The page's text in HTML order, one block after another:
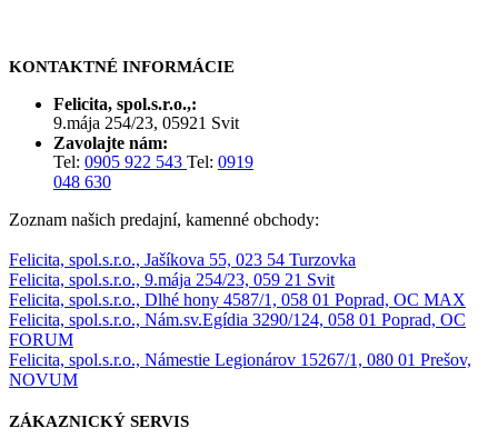
KONTAKTNÉ INFORMÁCIE
Felicita, spol.s.r.o.,:
9.mája 254/23, 05921 Svit
Zavolajte nám:
Tel: 0905 922 543 Tel: 0919
048 630
Zoznam našich predajní, kamenné obchody:
Felicita, spol.s.r.o., Jašíkova 55, 023 54 Turzovka
Felicita, spol.s.r.o., 9.mája 254/23, 059 21 Svit
Felicita, spol.s.r.o., Dlhé hony 4587/1, 058 01 Poprad, OC MAX
Felicita, spol.s.r.o., Nám.sv.Egídia 3290/124, 058 01 Poprad, OC
FORUM
Felicita, spol.s.r.o., Námestie Legionárov 15267/1, 080 01 Prešov,
NOVUM
ZÁKAZNICKÝ SERVIS